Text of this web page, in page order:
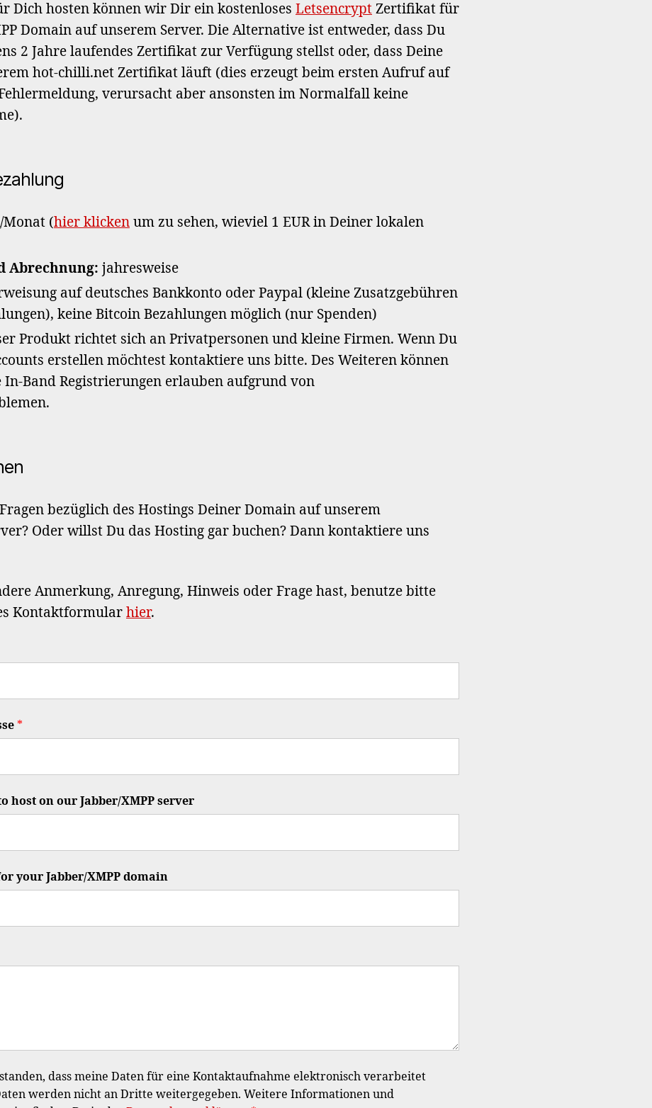
Dich hosten können wir Dir ein kostenloses Letsencrypt Zertifikat für
Domain auf unserem Server. Die Alternative ist entweder, dass Du
2 Jahre laufendes Zertifikat zur Verfügung stellst oder, dass Deine
hot-chilli.net Zertifikat läuft (dies erzeugt beim ersten Aufruf auf
verursacht aber ansonsten im Normalfall keine
Monat (hier klicken um zu sehen, wieviel 1 EUR in Deiner lokalen
Abrechnung: jahresweise
auf deutsches Bankkonto oder Paypal (kleine Zusatzgebühren
keine Bitcoin Bezahlungen möglich (nur Spenden)
Produkt richtet sich an Privatpersonen und kleine Firmen. Wenn Du
erstellen möchtest kontaktiere uns bitte. Des Weiteren können
Band Registrierungen erlauben aufgrund von
bezüglich des Hostings Deiner Domain auf unserem
Oder willst Du das Hosting gar buchen? Dann kontaktiere uns
Anmerkung, Anregung, Hinweis oder Frage hast, benutze bitte
Kontaktformular hier.
*
host on our Jabber/XMPP server
your Jabber/XMPP domain
dass meine Daten für eine Kontaktaufnahme elektronisch verarbeitet
werden nicht an Dritte weitergegeben. Weitere Informationen und